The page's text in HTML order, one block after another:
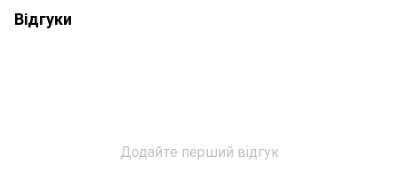
Відгуки
Додайте перший відгук